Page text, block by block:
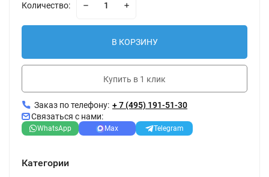
Количество:
В КОРЗИНУ
Купить в 1 клик
Заказ по телефону: + 7 (495) 191-51-30
Связаться с нами:
WhatsApp Max Telegram
Категории